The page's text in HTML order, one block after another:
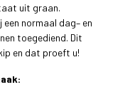
uit graan.
normaal dag– en
toegediend. Dit
en dat proeft u!